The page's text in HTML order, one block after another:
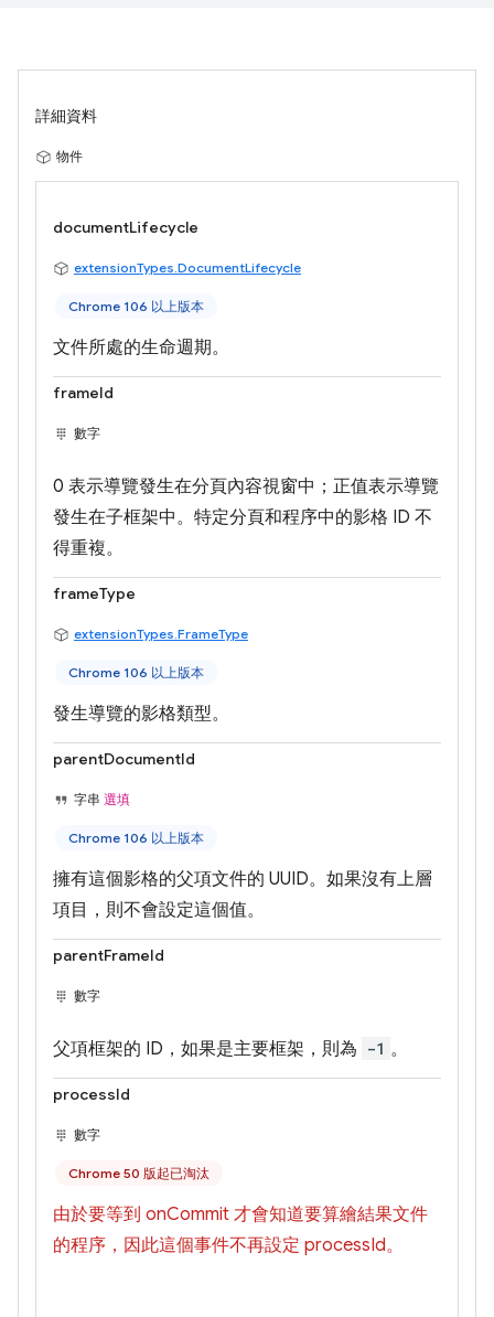
詳細資料
物件
documentLifecycle
extensionTypes.DocumentLifecycle
Chrome 106 以上版本
文件所處的生命週期。
frameId
數字
0 表示導覽發生在分頁內容視窗中；正值表示導覽
發生在子框架中。特定分頁和程序中的影格 ID 不
得重複。
frameType
extensionTypes.FrameType
Chrome 106 以上版本
發生導覽的影格類型。
parentDocumentId
字串 選填
Chrome 106 以上版本
擁有這個影格的父項文件的 UUID。如果沒有上層
項目，則不會設定這個值。
parentFrameId
數字
父項框架的 ID，如果是主要框架，則為 -1 。
processId
數字
Chrome 50 版起已淘汰
由於要等到 onCommit 才會知道要算繪結果文件
的程序，因此這個事件不再設定 processId。